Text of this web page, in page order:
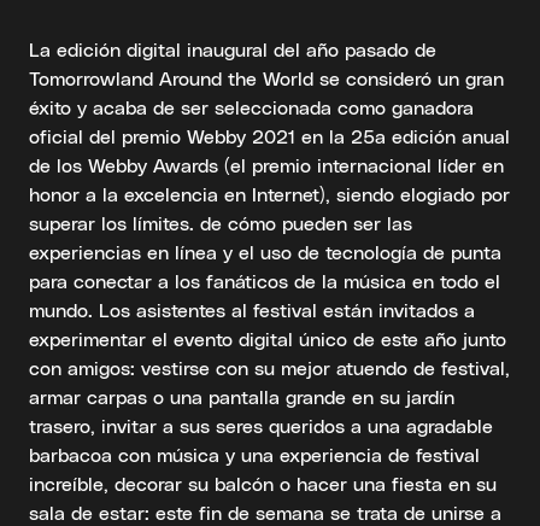
La edición digital inaugural del año pasado de
Tomorrowland Around the World se consideró un gran
éxito y acaba de ser seleccionada como ganadora
oficial del premio Webby 2021 en la 25a edición anual
de los Webby Awards (el premio internacional líder en
honor a la excelencia en Internet), siendo elogiado por
superar los límites. de cómo pueden ser las
experiencias en línea y el uso de tecnología de punta
para conectar a los fanáticos de la música en todo el
mundo. Los asistentes al festival están invitados a
experimentar el evento digital único de este año junto
con amigos: vestirse con su mejor atuendo de festival,
armar carpas o una pantalla grande en su jardín
trasero, invitar a sus seres queridos a una agradable
barbacoa con música y una experiencia de festival
increíble, decorar su balcón o hacer una fiesta en su
sala de estar: este fin de semana se trata de unirse a